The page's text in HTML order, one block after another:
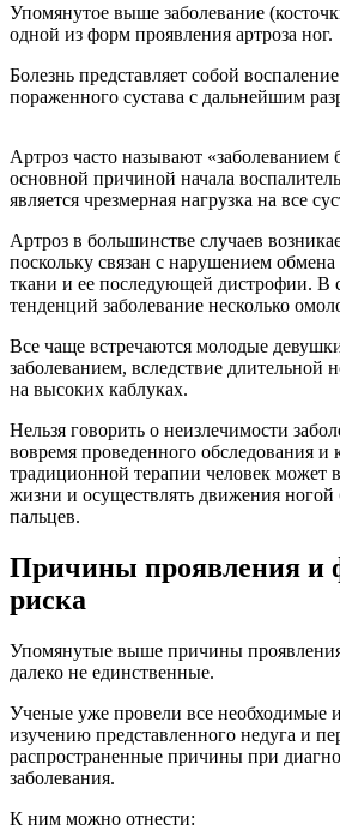
Упомянутое выше заболевание
одной из форм проявления артроза ног.
Болезнь представляет собой
пораженного сустава с дальнейшим
Артроз часто называют «заболеванием
основной причиной начала
является чрезмерная нагрузка на все
Артроз в большинстве случаев
поскольку связан с нарушением
ткани и ее последующей дистрофии. В
тенденций заболевание несколько
Все чаще встречаются молодые
заболеванием, вследствие длительной
на высоких каблуках.
Нельзя говорить о неизлечимости
вовремя проведенного обследования и
традиционной терапии человек может
жизни и осуществлять движения ногой
пальцев.
Причины проявления и
риска
Упомянутые выше причины проявления
далеко не единственные.
Ученые уже провели все необходимые
изучению представленного недуга и
распространенные причины при
заболевания.
К ним можно отнести: